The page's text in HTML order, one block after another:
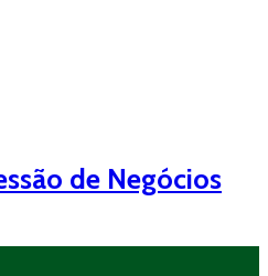
de Negócios